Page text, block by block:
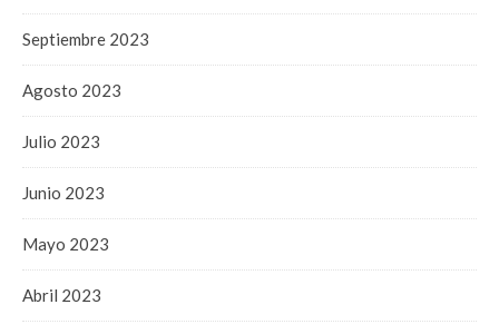
Septiembre 2023
Agosto 2023
Julio 2023
Junio 2023
Mayo 2023
Abril 2023